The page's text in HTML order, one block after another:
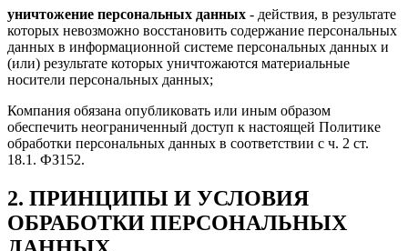
уничтожение персональных данных - действия, в результате
которых невозможно восстановить содержание персональных
данных в информационной системе персональных данных и
(или) результате которых уничтожаются материальные
носители персональных данных;
Компания обязана опубликовать или иным образом
обеспечить неограниченный доступ к настоящей Политике
обработки персональных данных в соответствии с ч. 2 ст.
18.1. ФЗ152.
2. ПРИНЦИПЫ И УСЛОВИЯ
ОБРАБОТКИ ПЕРСОНАЛЬНЫХ